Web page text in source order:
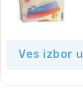
Ves izbor